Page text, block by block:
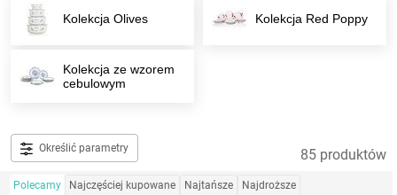
Kolekcja Olives Kolekcja Red Poppy
Kolekcja ze wzorem
cebulowym
Określić parametry 85 produktów
Polecamy Najczęściej kupowane Najtańsze Najdroższe